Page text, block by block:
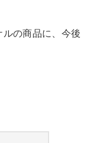
の商品に、今後